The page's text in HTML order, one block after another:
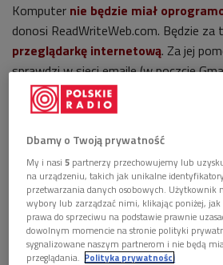
Komputer nie będzie miał
donosi ReadWriteWeb.com. Będzie za
przeglądarkę internetową. Za jej
sprawdzi w sieci emaile (w poczcie
Calendar), dokumenty tekstowe (w
Docs), skorzysta z serwisów
Facebook, Orkut i Nasza-Klasa, czy
przechowywać zdjęcia (w Google
Google Picnic).
W filmach promocyjnych Google
komputer bazuje tylko na
programów. Dlatego będzie gotów do
Dbamy o Twoją prywatność
My i nasi5 partnerzy przechowujemy lub
na urządzeniu, takich jak unikalne
przetwarzania danych osobowych. Użytkownik
wybory lub zarządzać nimi, klikając poniżej, jak
prawa do sprzeciwu na podstawie prawnie
dowolnym momencie na stronie polityki
sygnalizowane naszym partnerom i nie będą
przeglądania. Polityka prywatności